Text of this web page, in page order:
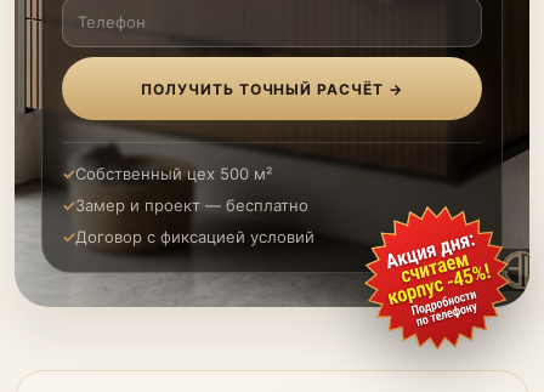
ПОЛУЧИТЬ ТОЧНЫЙ РАСЧЁТ →
Собственный цех 500 м²
Замер и проект — бесплатно
Договор с фиксацией условий